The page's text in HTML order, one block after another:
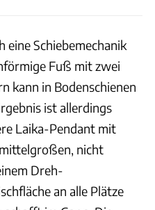
eine Schiebemechanik
Fuß mit zwei
kann in Bodenschienen
ist allerdings
Laika-Pendant mit
nicht
Dreh-
an alle Plätze